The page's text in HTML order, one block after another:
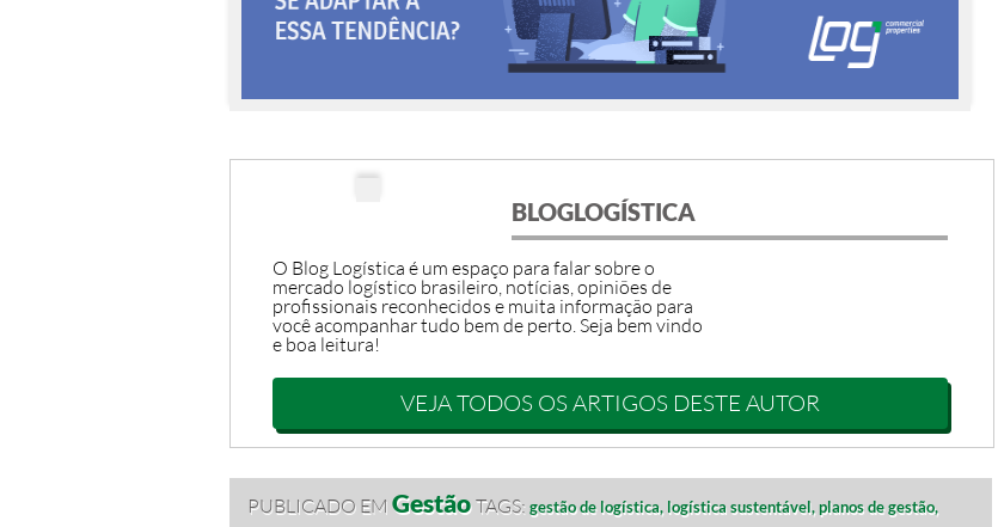
BLOGLOGÍSTICA
O Blog Logística é um espaço para falar sobre o
mercado logístico brasileiro, notícias, opiniões de
profissionais reconhecidos e muita informação para
você acompanhar tudo bem de perto. Seja bem vindo
e boa leitura!
VEJA TODOS OS ARTIGOS DESTE AUTOR
PUBLICADO EM GestãoTAGS: gestão de logística, logística sustentável,planos de gestão,